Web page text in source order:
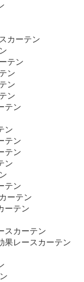
カーテン
テン
ン
ン
ン
テン
ン
テン
テン
ン
テン
ーテン
ーテン
スカーテン
果レースカーテン